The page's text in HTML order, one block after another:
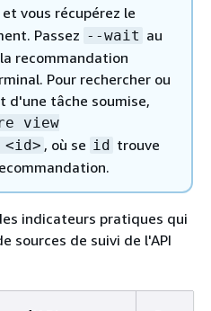
et vous récupérez le
Passez --wait au
recommandation
Pour rechercher ou
d'une tâche soumise,
view
<id> , où se id trouve
indicateurs pratiques qui
sources de suivi de l'API